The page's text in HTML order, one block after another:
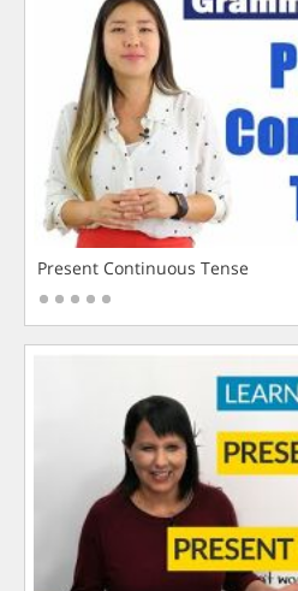
Present Continuous Tense